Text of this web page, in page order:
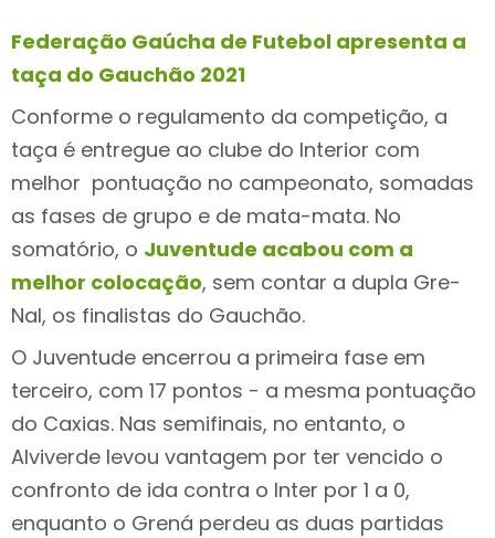
Federação Gaúcha de Futebol apresenta a
taça do Gauchão 2021
Conforme o regulamento da competição, a
taça é entregue ao clube do Interior com
melhor pontuação no campeonato, somadas
as fases de grupo e de mata-mata. No
somatório, o Juventude acabou com a
melhor colocação, sem contar a dupla Gre-
Nal, os finalistas do Gauchão.
O Juventude encerrou a primeira fase em
terceiro, com 17 pontos - a mesma pontuação
do Caxias. Nas semifinais, no entanto, o
Alviverde levou vantagem por ter vencido o
confronto de ida contra o Inter por 1 a 0,
enquanto o Grená perdeu as duas partidas